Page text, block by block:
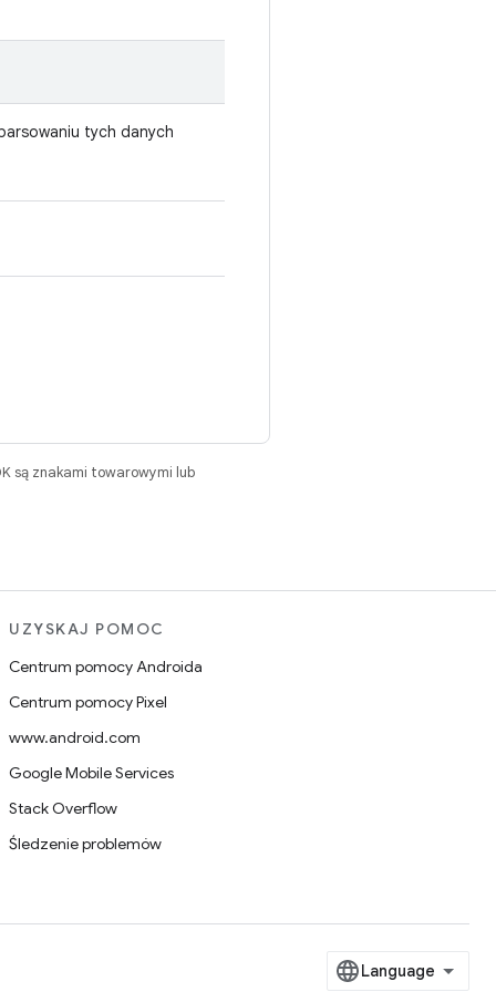
tych danych
są znakami towarowymi lub
UZYSKAJ POMOC
Centrum pomocy Androida
Centrum pomocy Pixel
www.android.com
Google Mobile Services
Stack Overflow
Śledzenie problemów